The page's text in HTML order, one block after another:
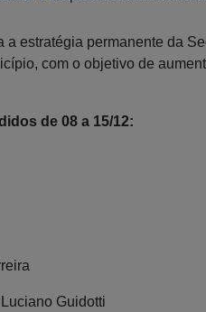
a estratégia permanente da
com o objetivo de
de 08 a 15/12:
Guidotti